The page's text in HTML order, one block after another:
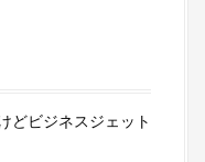
どビジネスジェット